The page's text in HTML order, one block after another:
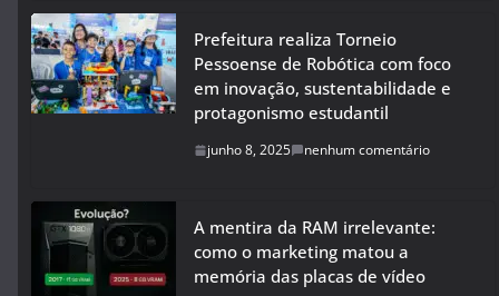
Prefeitura realiza Torneio
Pessoense de Robótica com foco
em inovação, sustentabilidade e
protagonismo estudantil
junho 8, 2025 nenhum comentário
A mentira da RAM irrelevante:
como o marketing matou a
memória das placas de vídeo